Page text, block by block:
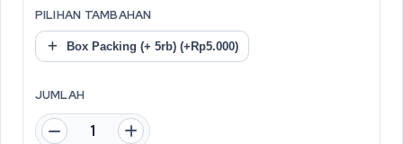
PILIHAN TAMBAHAN
Box Packing (+ 5rb) (+Rp5.000)
JUMLAH